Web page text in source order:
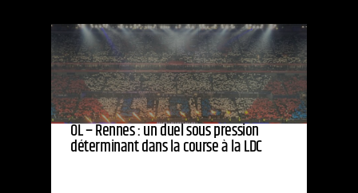
OL – Rennes : un duel sous pression
déterminant dans la course à la LDC